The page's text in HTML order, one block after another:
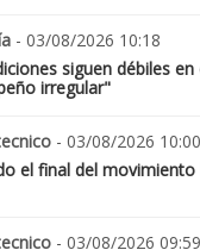
- 03/08/2026 10:18
siguen débiles
irregular"
- 03/08/2026 10:00
el final del
- 03/08/2026 09:59